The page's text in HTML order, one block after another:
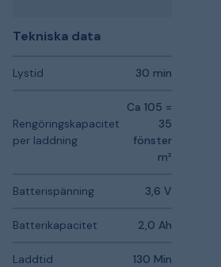
Tekniska data
Lystid 30 min
Rengöringskapacitet
per laddning
Ca 105 =
35
fönster
m²
Batterispänning 3,6 V
Batterikapacitet 2,0 Ah
Laddtid 130 Min